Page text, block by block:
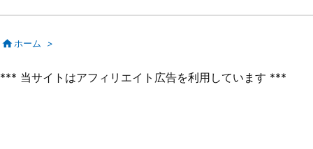
前へ
ホーム >
*** 当サイトはアフィリエイト広告を利用しています ***